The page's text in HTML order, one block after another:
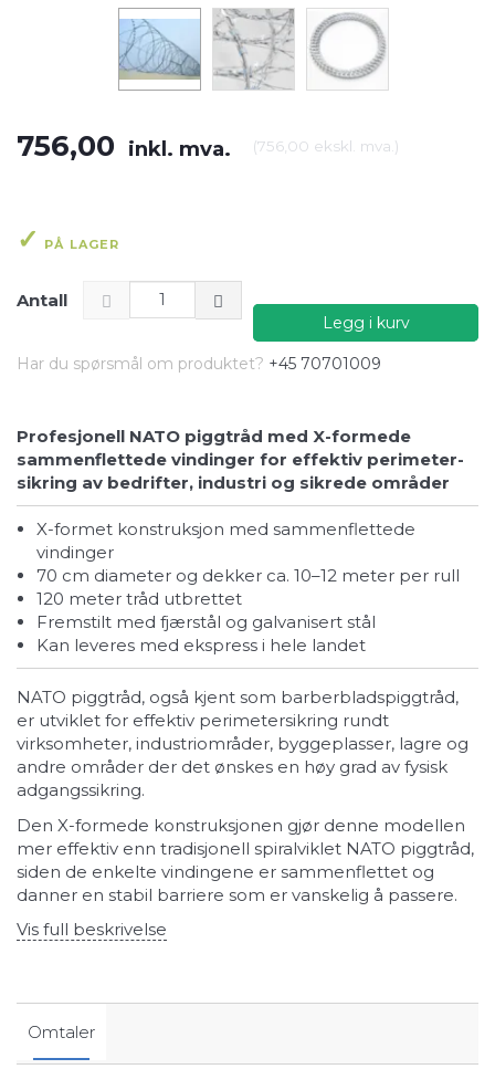
756,00 inkl. mva. (756,00 ekskl. mva. )
PÅ LAGER
Antall
Legg i kurv
Har du spørsmål om produktet? +45 70701009
Profesjonell NATO piggtråd med X-formede
sammenflettede vindinger for effektiv perimeter­
sikring av bedrifter, industri og sikrede områder
X-formet konstruksjon med sammenflettede
vindinger
70 cm diameter og dekker ca. 10–12 meter per rull
120 meter tråd utbrettet
Fremstilt med fjærstål og galvanisert stål
Kan leveres med ekspress i hele landet
NATO piggtråd, også kjent som barberbladspiggtråd,
er utviklet for effektiv perimeter­sikring rundt
virksomheter, industriområder, byggeplasser, lagre og
andre områder der det ønskes en høy grad av fysisk
adgangssikring.
Den X-formede konstruksjonen gjør denne modellen
mer effektiv enn tradisjonell spiralviklet NATO piggtråd,
siden de enkelte vindingene er sammenflettet og
danner en stabil barriere som er vanskelig å passere.
Vis full beskrivelse
Omtaler